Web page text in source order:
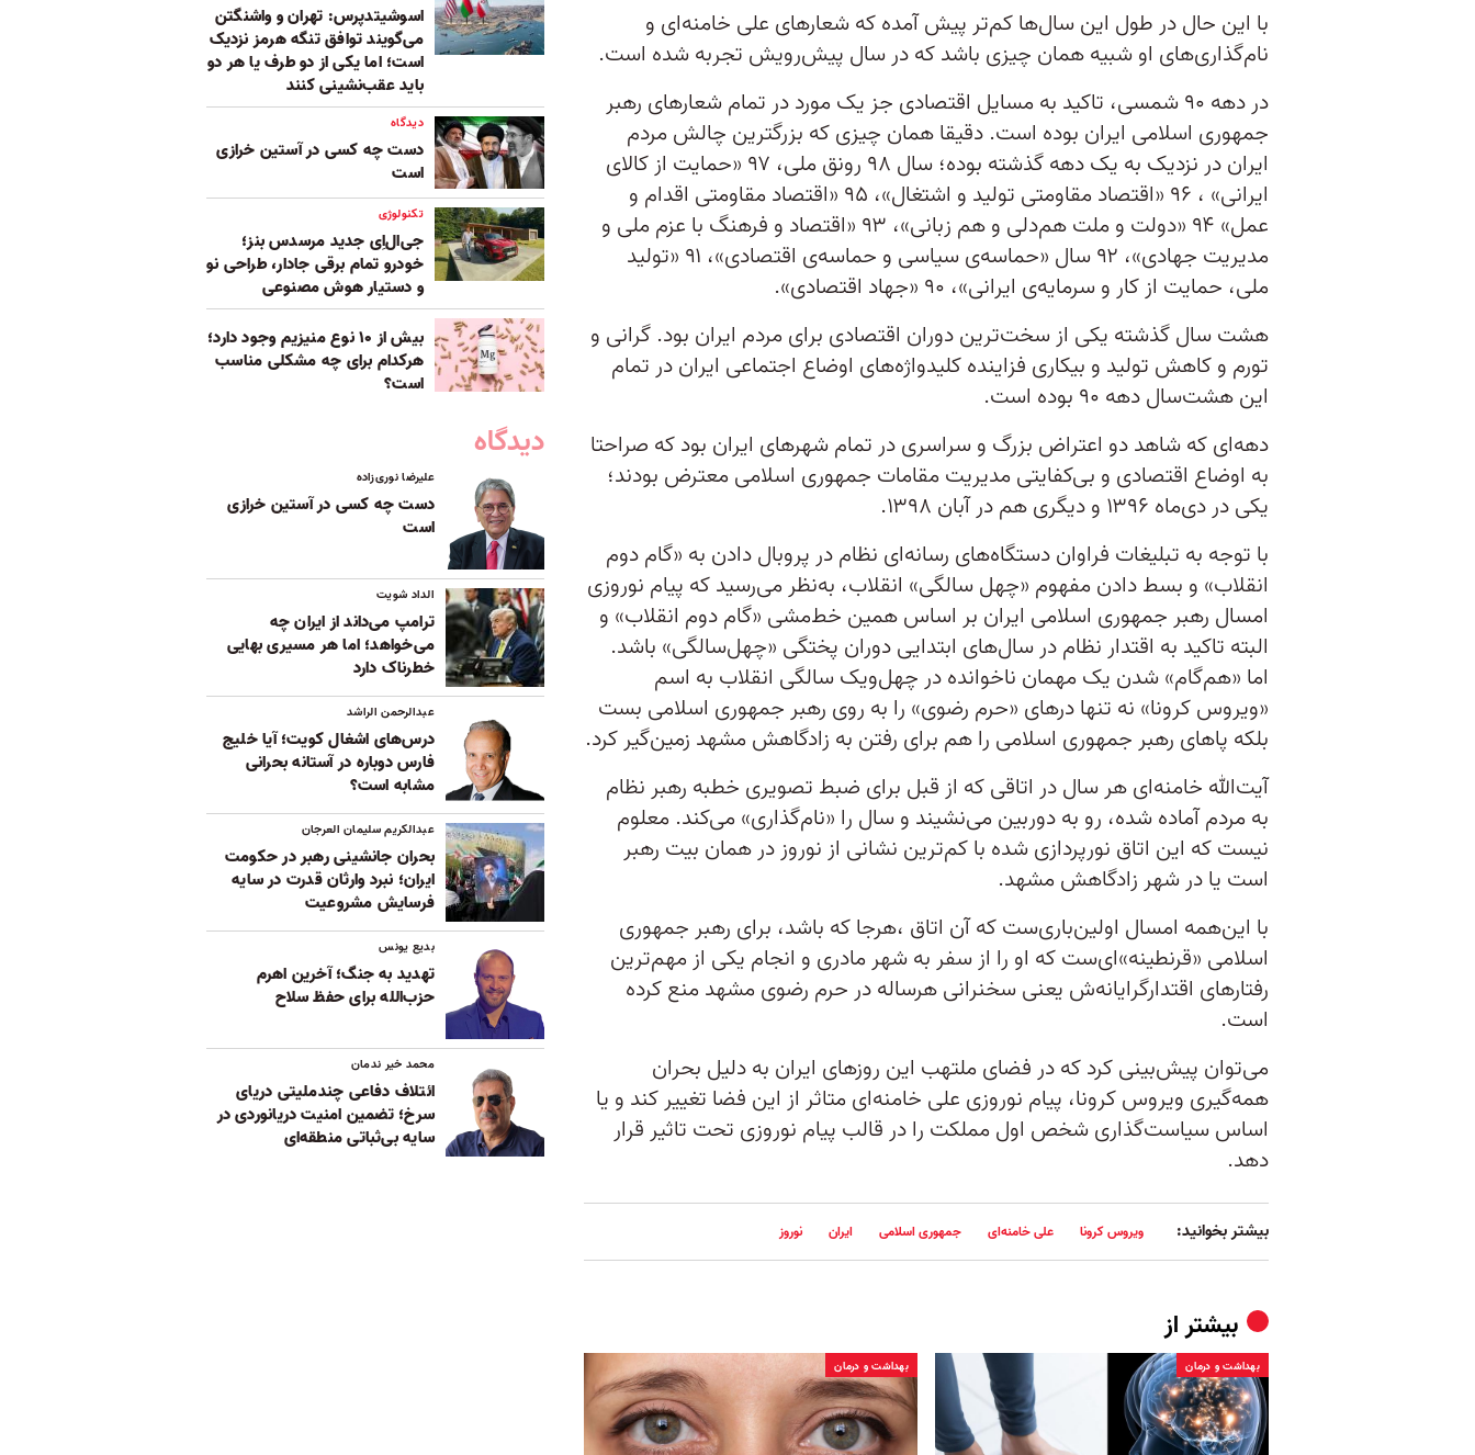
با این حال در طول این سال‌ها کم‌تر پیش آمده که شعارهای علی خامنه‌ای و
نام‌گذاری‌های او شبیه همان چیزی باشد که در سال پیش‌رویش تجربه شده است.
در دهه ۹۰ شمسی، تاکید به مسایل اقتصادی جز یک مورد در تمام شعارهای رهبر
جمهوری اسلامی ایران بوده است. دقیقا همان چیزی که بزرگترین چالش مردم
ایران در نزدیک به یک دهه گذشته بوده؛ سال ۹۸ رونق ملی، ۹۷ «حمایت از کالای
ایرانی» ، ۹۶ «اقتصاد مقاومتی تولید و اشتغال»، ۹۵ «اقتصاد مقاومتی اقدام و
عمل» ۹۴ «دولت و ملت هم‌دلی و هم زبانی»، ۹۳ «اقتصاد و فرهنگ با عزم ملی و
مدیریت جهادی»، ۹۲ سال «حماسه‌ی سیاسی و حماسه‌ی اقتصادی»، ۹۱ «تولید
ملی، حمایت از کار و سرمایه‌ی ایرانی»، ۹۰ «جهاد اقتصادی».
هشت سال گذشته یکی از سخت‌ترین دوران‌ اقتصادی برای مردم ایران بود. گرانی و
تورم و کاهش تولید و بیکاری فزاینده کلیدواژه‌های اوضاع اجتماعی ایران در تمام
این هشت‌سال دهه ۹۰ بوده است.
دهه‌ای که شاهد دو اعتراض بزرگ و سراسری در تمام شهرهای ایران بود که صراحتا
به اوضاع اقتصادی و بی‌کفایتی مدیریت مقامات جمهوری اسلامی معترض بودند؛
یکی در دی‌ماه ۱۳۹۶ و دیگری هم در آبان‌ ۱۳۹۸.
با توجه به تبلیغات فراوان دستگاه‌های رسانه‌ای نظام در پروبال دادن به «گام دوم
انقلاب» و بسط دادن مفهوم «چهل سالگی» انقلاب، به‌نظر می‌رسید که پیام نوروزی
امسال رهبر جمهوری اسلامی ایران بر اساس همین خط‌مشی «گام دوم انقلاب» و
البته تاکید به اقتدار نظام در سال‌های ابتدایی دوران پختگی «چهل‌سالگی» باشد.
اما «هم‌گام» شدن یک مهمان ناخوانده در چهل‌ویک سالگی انقلاب به اسم
«ویروس کرونا» نه تنها درهای «حرم رضوی» را به روی رهبر جمهوری اسلامی بست
بلکه پاهای رهبر جمهوری اسلامی را هم برای رفتن به زادگاهش مشهد زمین‌گیر کرد.
آیت‌الله خامنه‌ای هر سال در اتاقی که از قبل برای ضبط تصویری خطبه رهبر نظام
به مردم آماده شده، رو به دوربین می‌نشیند و سال را «نام‌گذاری» می‌کند. معلوم
نیست که این اتاق نورپردازی شده با کم‌ترین نشانی از نوروز در همان بیت رهبر
است یا در شهر زادگاهش مشهد.
با این‌همه امسال اولین‌باری‌ست که آن اتاق ،هرجا که باشد، برای رهبر جمهوری
اسلامی «قرنطینه»‌ای‌‌ست که او را از سفر به شهر مادری و انجام یکی از مهم‌ترین
رفتارهای اقتدارگرایانه‌ش یعنی سخنرانی هرساله در حرم رضوی مشهد منع کرده
است.
می‌توان پیش‌بینی کرد که در فضای ملتهب این روزهای ایران به دلیل بحران
همه‌گیری ویروس کرونا، پیام نوروزی علی خامنه‌ای متاثر از این فضا تغییر کند و یا
اساس سیاست‌گذاری شخص اول مملکت را در قالب پیام نوروزی تحت تاثیر قرار
دهد.
بیشتر بخوانید: ویروس کرونا علی خامنه‌ای جمهوری اسلامی ایران نوروز
بیشتر از
بهداشت و درمان بهداشت و درمان
اسوشیتدپرس: تهران و واشنگتن
می‌گویند توافق تنگه هرمز نزدیک
است؛ اما یکی از دو طرف یا هر دو
باید عقب‌نشینی کنند
دیدگاه
دست چه کسی در آستین خرازی
است
تکنولوژی
جی‌ال‌اِی جدید مرسدس بنز؛
خودرو تمام برقی جادار، طراحی نو
و دستیار هوش مصنوعی
بیش از ۱۰ نوع منیزیم وجود دارد؛
هر‌کدام برای چه مشکلی مناسب‌
است؟
دیدگاه
علیرضا نوری‌زاده
دست چه کسی در آستین خرازی
است
الداد شویت
ترامپ می‌داند از ایران چه
می‌خواهد؛ اما هر مسیری بهایی
خطرناک دارد
عبدالرحمن الراشد
درس‌های اشغال کویت؛ آیا خلیج
فارس دوباره در آستانه بحرانی
مشابه است؟
عبدالکریم سلیمان العرجان
بحران جانشینی رهبر در حکومت
ایران؛ نبرد وارثان قدرت در سایه
فرسایش مشروعیت
بدیع یونس
تهدید به جنگ؛ آخرین اهرم
حزب‌الله برای حفظ سلاح
محمد خیر ندمان
ائتلاف دفاعی چندملیتی دریای
سرخ؛ تضمین امنیت دریانوردی در
سایه بی‌ثباتی‌ منطقه‌ای